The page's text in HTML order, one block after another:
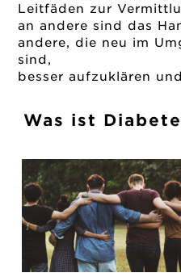
Leitfäden zur
an andere sind das
andere, die neu im
sind,
besser aufzuklären
Was ist